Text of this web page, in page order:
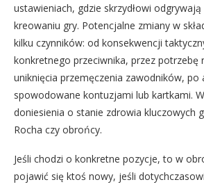
ustawieniach, gdzie skrzydłowi
kreowaniu gry. Potencjalne zmiany w
kilku czynników: od konsekwencji
konkretnego przeciwnika, przez potrzebę
uniknięcia przemęczenia zawodników, po
spowodowane kontuzjami lub kartkami.
doniesienia o stanie zdrowia kluczowych
Rocha czy obrońcy.
Jeśli chodzi o konkretne pozycje, to w
pojawić się ktoś nowy, jeśli